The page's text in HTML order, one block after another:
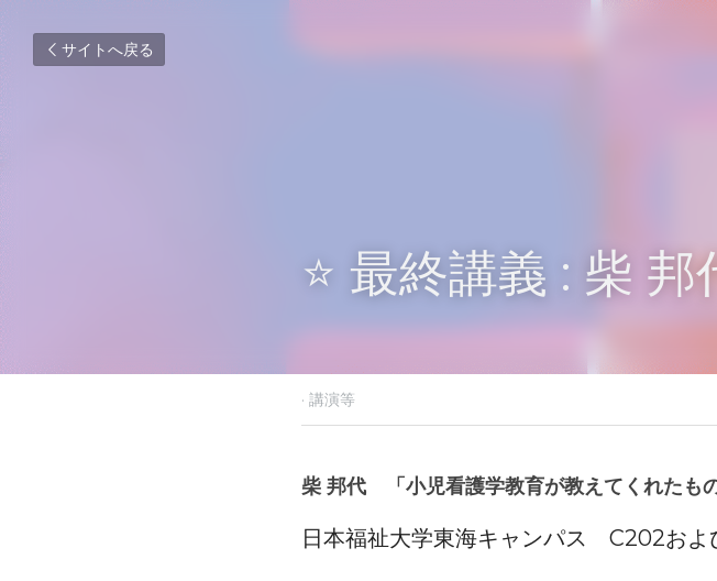
サイトへ戻る
⭐️ 最終講義 : 柴
2026年1月18日
柴 邦代　「小児看護学教育が教えてくれたも
日本福祉大学東海キャンパス　C202およ